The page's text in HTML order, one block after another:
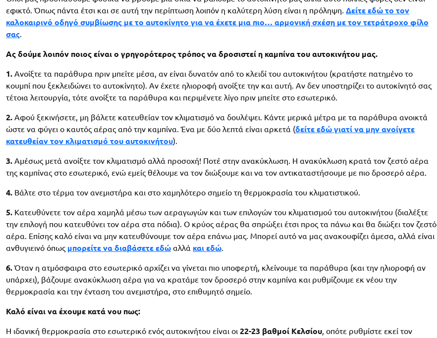
εφικτό. Όπως πάντα έτσι και σε αυτή την περίπτωση λοιπόν η καλύτερη λύση είναι η πρόληψη. Δείτε εδώ το τον
καλοκαιρινό οδηγό συμβίωσης με το αυτοκίνητο για να έχετε μια πιο… αρμονική σχέση με τον τετράτροχο φίλο
σας.
Ας δούμε λοιπόν ποιος είναι ο γρηγορότερος τρόπος να δροσιστεί η καμπίνα του αυτοκινήτου μας.
1. Ανοίξτε τα παράθυρα πριν μπείτε μέσα, αν είναι δυνατόν από το κλειδί του αυτοκινήτου (κρατήστε πατημένο το
κουμπί που ξεκλειδώνει το αυτοκίνητο). Αν έχετε ηλιοροφή ανοίξτε την και αυτή. Αν δεν υποστηρίζει το αυτοκίνητό σας
τέτοια λειτουργία, τότε ανοίξτε τα παράθυρα και περιμένετε λίγο πριν μπείτε στο εσωτερικό.
2. Αφού ξεκινήσετε, μη βάλετε κατευθείαν τον κλιματισμό να δουλέψει. Κάντε μερικά μέτρα με τα παράθυρα ανοικτά
ώστε να φύγει ο καυτός αέρας από την καμπίνα. Ένα με δύο λεπτά είναι αρκετά (δείτε εδώ γιατί να μην ανοίγετε
κατευθείαν τον κλιματισμό του αυτοκινήτου).
3. Αμέσως μετά ανοίξτε τον κλιματισμό αλλά προσοχή! Ποτέ στην ανακύκλωση. Η ανακύκλωση κρατά τον ζεστό αέρα
της καμπίνας στο εσωτερικό, ενώ εμείς θέλουμε να τον διώξουμε και να τον αντικαταστήσουμε με πιο δροσερό αέρα.
4. Βάλτε στο τέρμα τον ανεμιστήρα και στο χαμηλότερο σημείο τη θερμοκρασία του κλιματιστικού.
5. Κατευθύνετε τον αέρα χαμηλά μέσω των αεραγωγών και των επιλογών του κλιματισμού του αυτοκινήτου (διαλέξτε
την επιλογή που κατευθύνει τον αέρα στα πόδια). Ο κρύος αέρας θα σπρώξει έτσι προς τα πάνω και θα διώξει τον ζεστό
αέρα. Επίσης καλό είναι να μην κατευθύνουμε τον αέρα επάνω μας. Μπορεί αυτό να μας ανακουφίζει άμεσα, αλλά είναι
ανθυγιεινό όπως μπορείτε να διαβάσετε εδώ αλλά και εδώ.
6.Όταν η ατμόσφαιρα στο εσωτερικό αρχίζει να γίνεται πιο υποφερτή, κλείνουμε τα παράθυρα (και την ηλιοροφή αν
υπάρχει), βάζουμε ανακύκλωση αέρα για να κρατάμε τον δροσερό στην καμπίνα και ρυθμίζουμε εκ νέου την
θερμοκρασία και την ένταση του ανεμιστήρα, στο επιθυμητό σημείο.
Καλό είναι να έχουμε κατά νου πως:
Η ιδανική θερμοκρασία στο εσωτερικό ενός αυτοκινήτου είναι οι 22-23 βαθμοί Κελσίου, οπότε ρυθμίστε εκεί τον